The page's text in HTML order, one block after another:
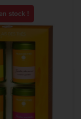
stock !